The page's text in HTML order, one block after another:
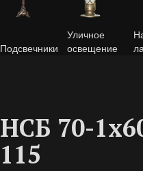
Подсвечники
Уличное
освещение
НСБ 70-
115